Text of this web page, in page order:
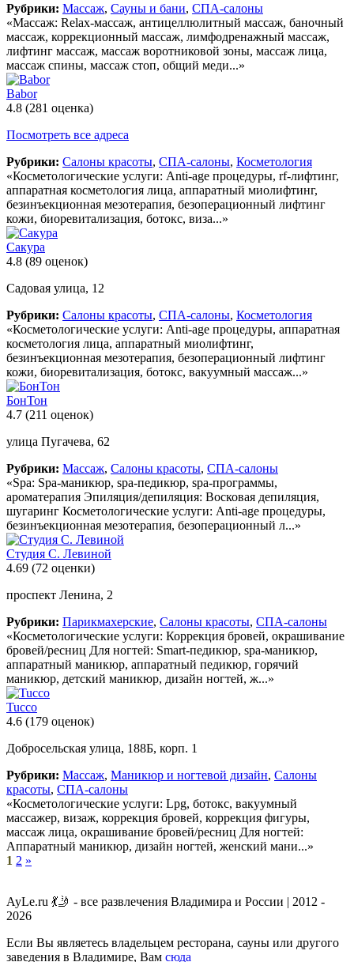
Рубрики: Массаж, Сауны и бани, СПА-салоны
«Массаж: Relax-массаж, антицеллюлитный массаж, баночный
массаж, коррекционный массаж, лимфодренажный массаж,
лифтинг массаж, массаж воротниковой зоны, массаж лица,
массаж спины, массаж стоп, общий меди...»
Babor
4.8 (281 оценка)
Посмотреть все адреса
Рубрики: Салоны красоты, СПА-салоны, Косметология
«Косметологические услуги: Anti-age процедуры, rf-лифтинг,
аппаратная косметология лица, аппаратный миолифтинг,
безинъекционная мезотерапия, безоперационный лифтинг
кожи, биоревитализация, ботокс, виза...»
Сакура
4.8 (89 оценок)
Садовая улица, 12
Рубрики: Салоны красоты, СПА-салоны, Косметология
«Косметологические услуги: Anti-age процедуры, аппаратная
косметология лица, аппаратный миолифтинг,
безинъекционная мезотерапия, безоперационный лифтинг
кожи, биоревитализация, ботокс, вакуумный массаж...»
БонТон
4.7 (211 оценок)
улица Пугачева, 62
Рубрики: Массаж, Салоны красоты, СПА-салоны
«Spa: Spa-маникюр, spa-педикюр, spa-программы,
ароматерапия Эпиляция/депиляция: Восковая депиляция,
шугаринг Косметологические услуги: Anti-age процедуры,
безинъекционная мезотерапия, безоперационный л...»
Студия С. Левиной
4.69 (72 оценки)
проспект Ленина, 2
Рубрики: Парикмахерские, Салоны красоты, СПА-салоны
«Косметологические услуги: Коррекция бровей, окрашивание
бровей/ресниц Для ногтей: Smart-педикюр, spa-маникюр,
аппаратный маникюр, аппаратный педикюр, горячий
маникюр, детский маникюр, дизайн ногтей, ж...»
Tucco
4.6 (179 оценок)
Добросельская улица, 188Б, корп. 1
Рубрики: Массаж, Маникюр и ногтевой дизайн, Салоны
красоты, СПА-салоны
«Косметологические услуги: Lpg, ботокс, вакуумный
массажер, визаж, коррекция бровей, коррекция фигуры,
массаж лица, окрашивание бровей/ресниц Для ногтей:
Аппаратный маникюр, дизайн ногтей, женский мани...»
1 2 »
AyLe.ru 💃🤳 - все развлечения Владимира и России | 2012 -
2026
Если Вы являетесь владельцем ресторана, сауны или другого
заведения в Владимире, Вам сюда